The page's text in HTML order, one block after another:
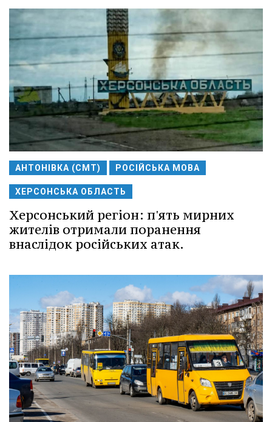
АНТОНІВКА (СМТ) РОСІЙСЬКА МОВА
ХЕРСОНСЬКА ОБЛАСТЬ
Херсонський регіон: п'ять мирних
жителів отримали поранення
внаслідок російських атак.